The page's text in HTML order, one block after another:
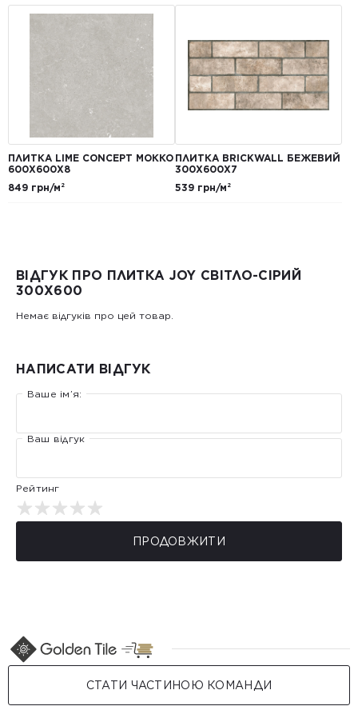
ПЛИТКА LIME CONCEPT МОККО
600Х600Х8
849 грн/м²
ПЛИТКА BRICKWALL БЕЖЕВИЙ
300Х600Х7
539 грн/м²
ВІДГУК ПРО ПЛИТКА JOY СВІТЛО-СІРИЙ
300X600
Немає відгуків про цей товар.
НАПИСАТИ ВІДГУК
Ваше ім’я:
Ваш відгук
Рейтинг
ПРОДОВЖИТИ
СТАТИ ЧАСТИНОЮ КОМАНДИ